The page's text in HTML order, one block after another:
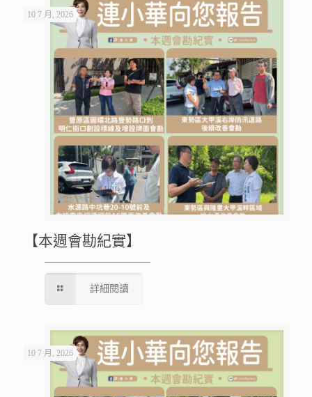
10 7 月, 2026
【本週會勘紀實】
詳細閱讀
10 7 月, 2026